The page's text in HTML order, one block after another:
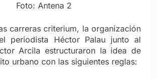
Foto: Antena 2
carreras criterium, la organización
periodista Héctor Palau junto al
Arcila estructuraron la idea de
urbano con las siguientes reglas: